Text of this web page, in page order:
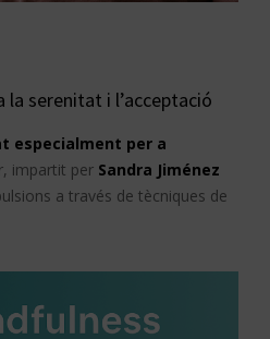
la serenitat i l’acceptació
especialment per a
impartit per Sandra Jiménez
a través de tècniques de